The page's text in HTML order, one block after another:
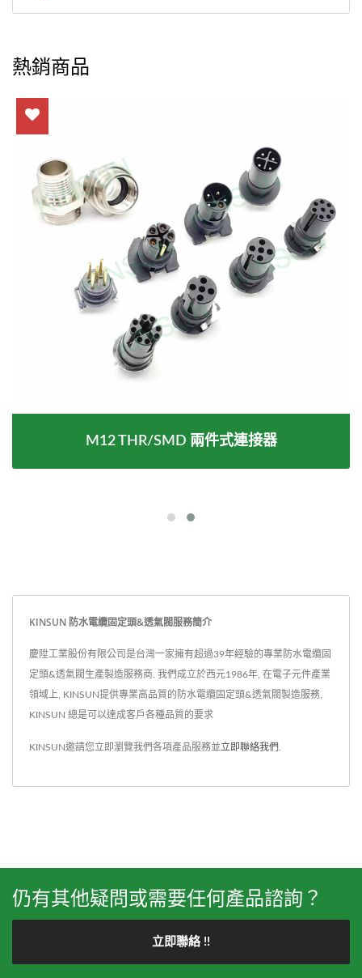
熱銷商品
M12 THR/SMD 兩件式連接器
KINSUN 防水電纜固定頭&透氣閥服務簡介
慶陞工業股份有限公司是台灣一家擁有超過39年經驗的專業防水電纜固
定頭&透氣閥生產製造服務商. 我們成立於西元1986年, 在電子元件產業
領域上, KINSUN提供專業高品質的防水電纜固定頭&透氣閥製造服務,
KINSUN 總是可以達成客戶各種品質的要求
KINSUN邀請您立即瀏覽我們各項產品服務並立即聯絡我們
仍有其他疑問或需要任何產品諮詢？
立即聯絡 !!